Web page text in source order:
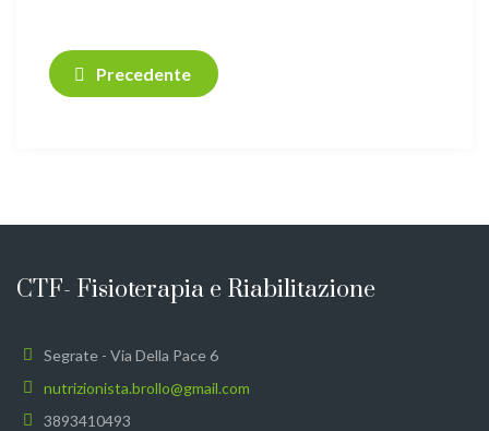
Precedente
CTF- Fisioterapia e Riabilitazione
Segrate - Via Della Pace 6
nutrizionista.brollo@gmail.com
3893410493